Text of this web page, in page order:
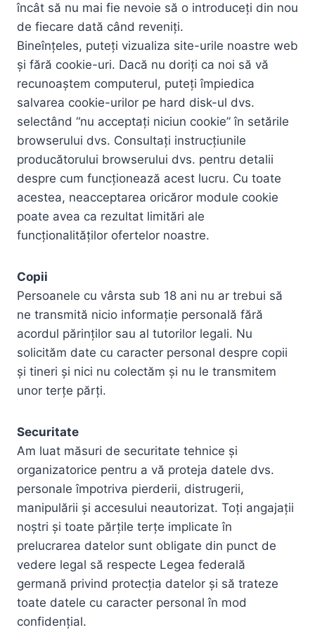
încât să nu mai fie nevoie să o introduceți din nou
de fiecare dată când reveniți.
Bineînțeles, puteți vizualiza site-urile noastre web
și fără cookie-uri. Dacă nu doriți ca noi să vă
recunoaștem computerul, puteți împiedica
salvarea cookie-urilor pe hard disk-ul dvs.
selectând “nu acceptați niciun cookie” în setările
browserului dvs. Consultați instrucțiunile
producătorului browserului dvs. pentru detalii
despre cum funcționează acest lucru. Cu toate
acestea, neacceptarea oricăror module cookie
poate avea ca rezultat limitări ale
funcționalităților ofertelor noastre.
Copii
Persoanele cu vârsta sub 18 ani nu ar trebui să
ne transmită nicio informație personală fără
acordul părinților sau al tutorilor legali. Nu
solicităm date cu caracter personal despre copii
și tineri și nici nu colectăm și nu le transmitem
unor terțe părți.
Securitate
Am luat măsuri de securitate tehnice și
organizatorice pentru a vă proteja datele dvs.
personale împotriva pierderii, distrugerii,
manipulării și accesului neautorizat. Toți angajații
noștri și toate părțile terțe implicate în
prelucrarea datelor sunt obligate din punct de
vedere legal să respecte Legea federală
germană privind protecția datelor și să trateze
toate datele cu caracter personal în mod
confidențial.